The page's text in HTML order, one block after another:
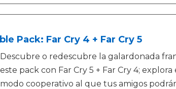
Pack: Far Cry 4 + Far Cry 5
Descubre o redescubre la galardonada
este pack con Far Cry 5 + Far Cry 4;
modo cooperativo al que tus amigos